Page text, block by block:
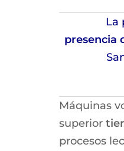
La
presencia
Máquinas
superior
procesos